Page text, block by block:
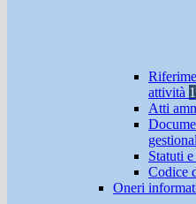
attività 1
Atti
Statuti
Codice
Oneri